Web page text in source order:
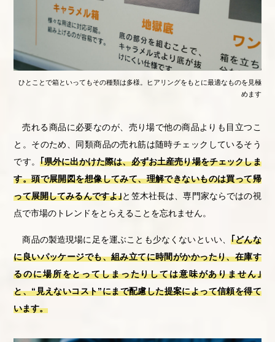
ひとことで箱といってもその種類は多様。ヒアリングをもとに最適なものを見極
めます
売れる商品に必要なのが、売り場で他の商品よりも目立つこ
と。そのため、同類商品の売れ筋は随時チェックしているそう
です。 ｢県外に出かけた際は、必ずお土産売り場をチェックしま
す。頭で展開図を想像してみて、理解できないものは買って帰
って展開してみるんですよ｣と笠木社長は、専門家ならではの視
点で市場のトレンドをとらえることを忘れません。
商品の製造現場に足を運ぶことも少なくないといい、｢どんな
に良いパッケージでも、組み立てに時間がかかったり、在庫す
るのに場所をとってしまったりしては意味がありません｣
と、“見えないコスト”にまで配慮した提案によって信頼を得て
います。